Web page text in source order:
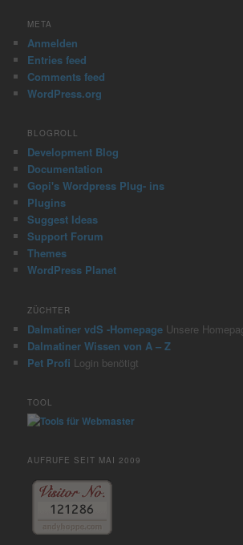
r
h
META
Anmelden
Entries feed
Comments feed
WordPress.org
BLOGROLL
Development Blog
Documentation
Gopi's Wordpress Plug- ins
Plugins
Suggest Ideas
Support Forum
Themes
WordPress Planet
ZÜCHTER
Dalmatiner vdS -Homepage Unsere
Dalmatiner Wissen von A – Z
Pet Profi Login benötigt
TOOL
AUFRUFE SEIT MAI 2009